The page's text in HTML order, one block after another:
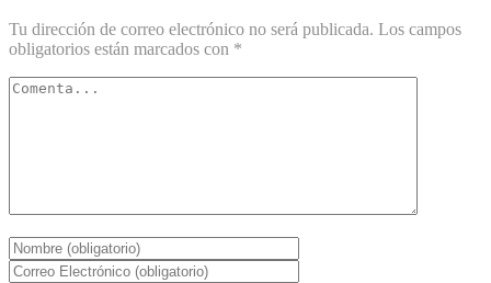
Tu dirección de correo electrónico no será publicada. Los campos
obligatorios están marcados con *